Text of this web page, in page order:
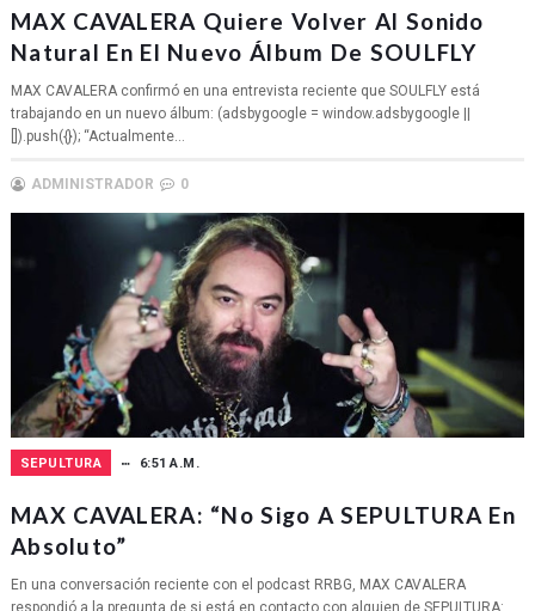
MAX CAVALERA Quiere Volver Al Sonido
Natural En El Nuevo Álbum De SOULFLY
MAX CAVALERA confirmó en una entrevista reciente que SOULFLY está
trabajando en un nuevo álbum: (adsbygoogle = window.adsbygoogle ||
[]).push({}); “Actualmente...
ADMINISTRADOR 0
SEPULTURA 6:51 A.M.
MAX CAVALERA: “No Sigo A SEPULTURA En
Absoluto”
En una conversación reciente con el podcast RRBG, MAX CAVALERA
respondió a la pregunta de si está en contacto con alguien de SEPULTURA: ...